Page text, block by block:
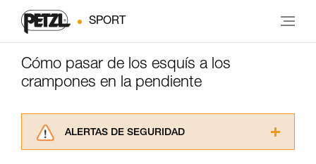
SPORT
Cómo pasar de los esquís a los
crampones en la pendiente
ALERTAS DE SEGURIDAD